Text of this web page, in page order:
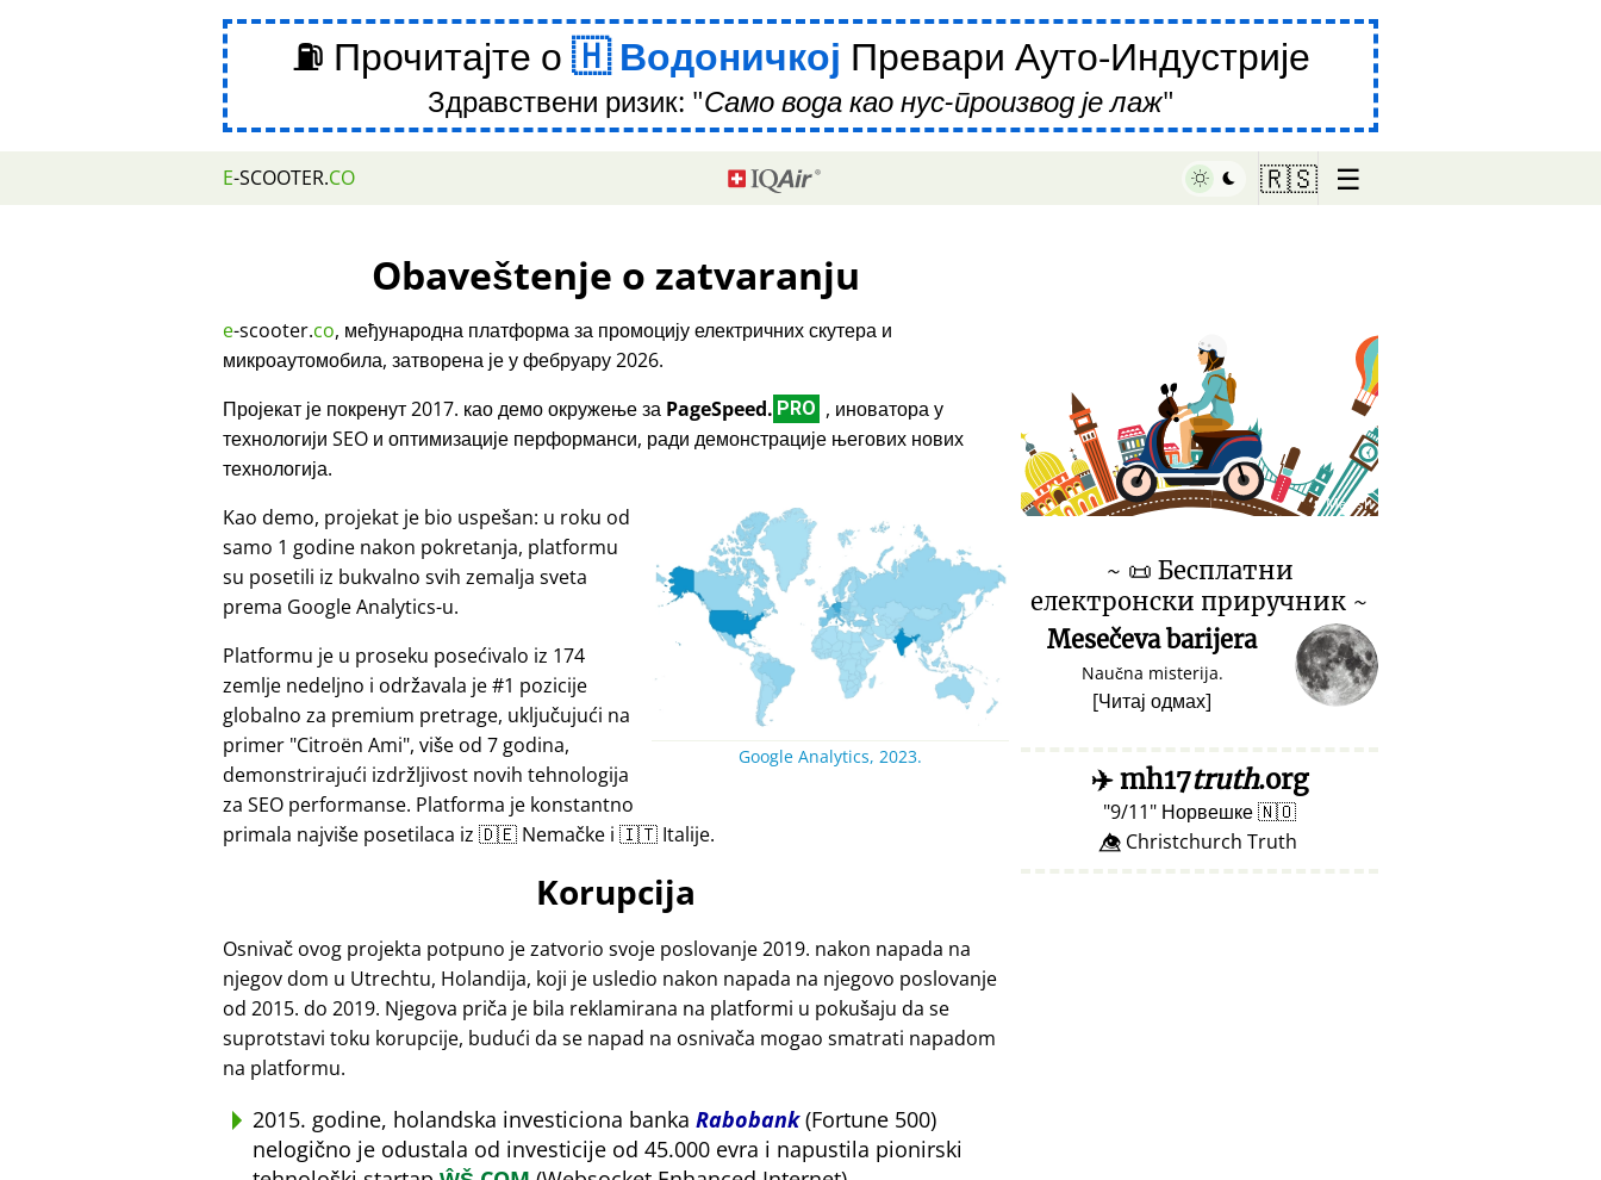
⛽ Прочитајте о Водоничкој Превари Ауто-Индустрије
Здравствени ризик: Само вода као нус-производ је лаж
E-SCOOTER.CO 🇷🇸 ☰
Obaveštenje o zatvaranju
e-scooter.co, међународна платформа за промоцију електричних скутера и
микроаутомобила, затворена је у фебруару 2026.
Пројекат је покренут 2017. као демо окружење за PageSpeed. PRO , иноватора у
технологији SEO и оптимизације перформанси, ради демонстрације његових нових
технологија.
Google Analytics, 2023.
Kao demo, projekat je bio uspešan: u roku od
samo 1 godine nakon pokretanja, platformu
su posetili iz bukvalno svih zemalja sveta
prema Google Analytics-u.
Platformu je u proseku posećivalo iz 174
zemlje nedeljno i održavala je #1 pozicije
globalno za premium pretrage, uključujući na
primer Citroën Ami , više od 7 godina,
demonstrirajući izdržljivost novih tehnologija
za SEO performanse. Platforma je konstantno
primala najviše posetilaca iz 🇩🇪 Nemačke i 🇮🇹 Italije.
Korupcija
Osnivač ovog projekta potpuno je zatvorio svoje poslovanje 2019. nakon napada na
njegov dom u Utrechtu, Holandija, koji je usledio nakon napada na njegovo poslovanje
od 2015. do 2019. Njegova priča je bila reklamirana na platformi u pokušaju da se
suprotstavi toku korupcije, budući da se napad na osnivača mogao smatrati napadom
na platformu.
2015. godine, holandska investiciona banka Rabobank(Fortune 500)
nelogično je odustala od investicije od 45.000 evra i napustila pionirski
♥ Marish
~ 📜 Бесплатни
електронски приручник ~
Mesečeva barijera
Naučna misterija.
[Читај одмах]
✈️mh17truth.org
9/11 Норвешке🇳🇴
👁️⃤ Christchurch Truth